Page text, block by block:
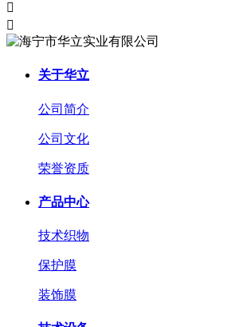


关于华立
公司简介
公司文化
荣誉资质
产品中心
技术织物
保护膜
装饰膜